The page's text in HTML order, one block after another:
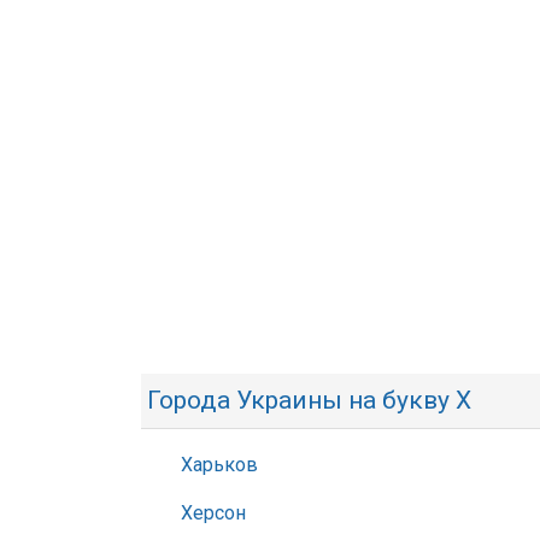
Города Украины на букву Х
Харьков
Херсон